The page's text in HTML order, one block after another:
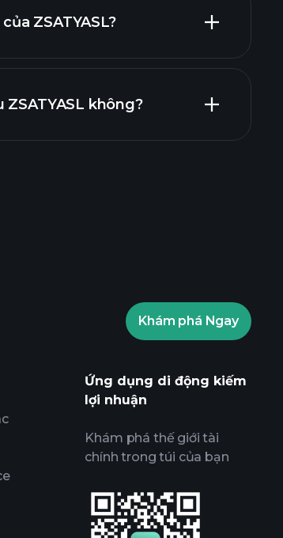
cáo tài chính
ZSATYASL?
không?
các thông tin thị
Các
Khám phá Ngay
Ứng dụng di động kiếm
lợi nhuận
Khám phá thế giới tài
chính trong túi của bạn